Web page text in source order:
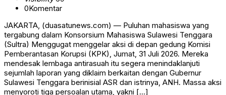
0Komentar
JAKARTA, (duasatunews.com) — Puluhan mahasiswa yang
tergabung dalam Konsorsium Mahasiswa Sulawesi Tenggara
(Sultra) Menggugat menggelar aksi di depan gedung Komisi
Pemberantasan Korupsi (KPK), Jumat, 31 Juli 2026. Mereka
mendesak lembaga antirasuah itu segera menindaklanjuti
sejumlah laporan yang diklaim berkaitan dengan Gubernur
Sulawesi Tenggara berinisial ASR dan istrinya, ANH. Massa aksi
menyoroti tiga persoalan utama, yakni […]